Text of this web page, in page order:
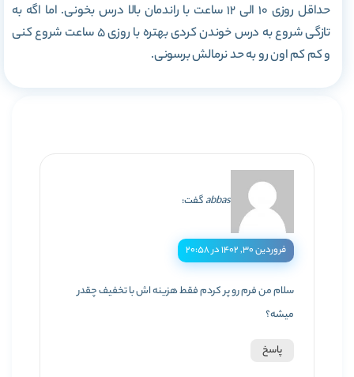
حداقل روزی 10 الی 12 ساعت با راندمان بالا درس بخونی. اما اگه به
تازگی شروع به درس خوندن کردی بهتره با روزی 5 ساعت شروع کنی
و کم کم اون رو به حد نرمالش برسونی.
abbasگفت:
فروردین ۳۰, ۱۴۰۲ در ۲۰:۵۸
سلام من فرم رو پر کردم فقط هزینه اش با تخفیف چقدر
میشه؟
پاسخ